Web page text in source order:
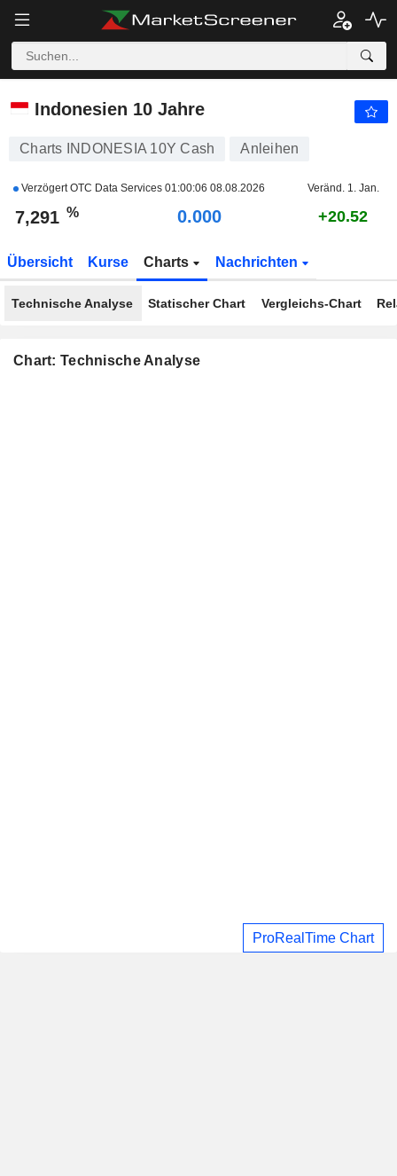
INDONESIA 10Y CASH +0.033
Indonesien 10 Jahre
Charts INDONESIA 10Y Cash Anleihen
Verzögert OTC Data Services 01:00:06 08.08.2026 Veränd. 1. Jan.
7,291 % 0.000 +20.52
Übersicht Kurse Charts Nachrichten
Technische Analyse Statischer Chart Vergleichs-Chart
Chart: Technische Analyse
ProRealTime Chart